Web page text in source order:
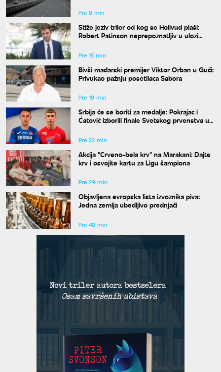
Pre 9 min
Stiže jeziv triler od kog se Holivud plaši:
Robert Patinson neprepoznatljiv u ulozi
Pre 15 min
Bivši mađarski premijer Viktor Orban u Guči:
Privukao pažnju posetilaca Sabora
Pre 19 min
Srbija će se boriti za medalje: Pokrajac i
Ćatović izborili finale Svetskog prvenstva u
Pre 22 min
Akcija "Crveno-bela krv" na Marakani: Dajte
krv i osvojite kartu za Ligu šampiona
Pre 29 min
Objavljena evropska lista izvoznika piva:
Jedna zemlja ubedljivo prednjači
Pre 40 min